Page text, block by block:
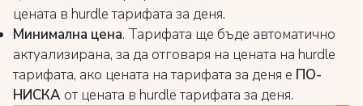
цената в hurdle тарифата за деня.
Минимална цена. Тарифата ще бъде автоматично
актуализирана, за да отговаря на цената на hurdle
тарифата, ако цената на тарифата за деня е ПО-
НИСКА от цената в hurdle тарифата за деня.